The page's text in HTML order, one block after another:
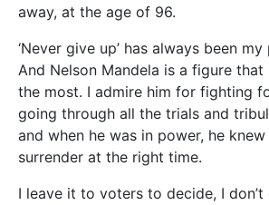
away, at the age of 96.
‘Never give up’ has always been
And Nelson Mandela is a figure that
the most. I admire him for fighting
going through all the trials and
and when he was in power, he
surrender at the right time.
I leave it to voters to decide, I